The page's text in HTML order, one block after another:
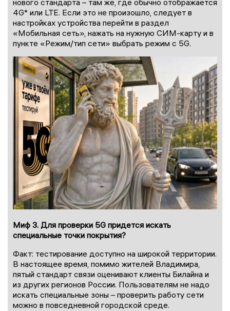
4G* или LTE. Если это не произошло, следует в
настройках устройства перейти в раздел
«Мобильная сеть», нажать на нужную СИМ-карту и в
пункте «Режим/тип сети» выбрать режим с 5G.
Миф 3. Для проверки 5G придется искать
специальные точки покрытия?
Факт: тестирование доступно на широкой территории.
В настоящее время, помимо жителей Владимира,
пятый стандарт связи оценивают клиенты Билайна и
из других регионов России. Пользователям не надо
искать специальные зоны – проверить работу сети
можно в повседневной городской среде.